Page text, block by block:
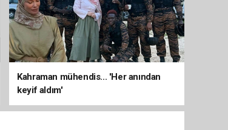
Kahraman mühendis... 'Her anından
keyif aldım'